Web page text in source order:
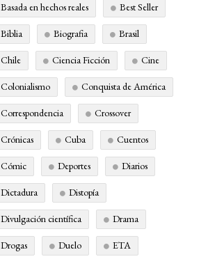
Basada en hechos reales Best Seller
Biblia Biografia Brasil
Chile Ciencia Ficción Cine
Colonialismo Conquista de América
Correspondencia Crossover
Crónicas Cuba Cuentos
Cómic Deportes Diarios
Dictadura Distopía
Divulgación científica Drama
Drogas Duelo ETA